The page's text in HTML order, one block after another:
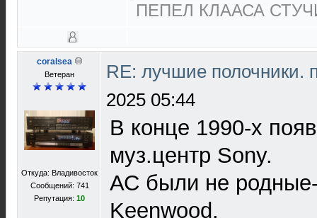
ПЕПЕЛ КЛААСА
coralsea
Ветеран
Откуда: Владивосток
Сообщений: 741
Репутация: 10
RE: лучшие полочники.
2025 05:44
В конце 1990-х
муз.центр Sony.
АС были не родные-
Keenwood.